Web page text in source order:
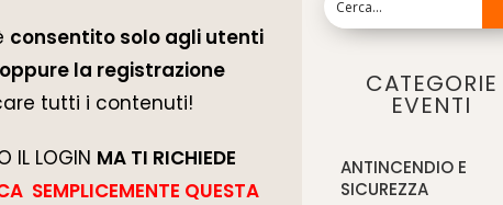
consentito solo agli utenti
la registrazione
tutti i contenuti!
IL LOGIN MA TI RICHIEDE
SEMPLICEMENTE QUESTA
CATEGORIE
EVENTI
ANTINCENDIO E
SICUREZZA